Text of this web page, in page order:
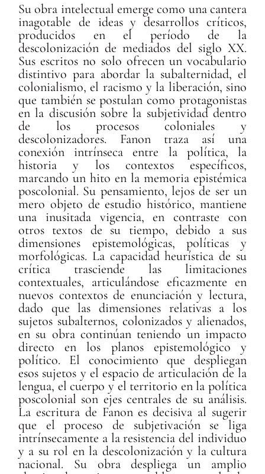
Su obra intelectual emerge como una cantera
inagotable de ideas y desarrollos críticos,
producidos en el período de la
descolonización de mediados del siglo XX.
Sus escritos no solo ofrecen un vocabulario
distintivo para abordar la subalternidad, el
colonialismo, el racismo y la liberación, sino
que también se postulan como protagonistas
en la discusión sobre la subjetividad dentro
de los procesos coloniales y
descolonizadores. Fanon traza así una
conexión intrínseca entre la política, la
historia y los contextos específicos,
marcando un hito en la memoria epistémica
poscolonial. Su pensamiento, lejos de ser un
mero objeto de estudio histórico, mantiene
una inusitada vigencia, en contraste con
otros textos de su tiempo, debido a sus
dimensiones epistemológicas, políticas y
morfológicas. La capacidad heurística de su
crítica trasciende las limitaciones
contextuales, articulándose eficazmente en
nuevos contextos de enunciación y lectura,
dado que las dimensiones relativas a los
sujetos subalternos, colonizados y alienados,
en su obra continúan teniendo un impacto
directo en los planos epistemológico y
político. El conocimiento que despliegan
esos sujetos y el espacio de articulación de la
lengua, el cuerpo y el territorio en la política
poscolonial son ejes centrales de su análisis.
La escritura de Fanon es decisiva al sugerir
que el proceso de subjetivación se liga
intrínsecamente a la resistencia del individuo
y a su rol en la descolonización y la cultura
nacional. Su obra despliega un amplio